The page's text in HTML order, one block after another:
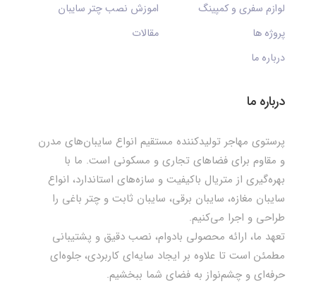
لوازم سفری و کمپینگ
اموزش نصب چتر سایبان
پروژه ها
مقالات
درباره ما
درباره ما
پرستوی مهاجر تولیدکننده مستقیم انواع سایبان‌های مدرن
و مقاوم برای فضاهای تجاری و مسکونی است. ما با
بهره‌گیری از متریال باکیفیت و سازه‌های استاندارد، انواع
سایبان مغازه، سایبان برقی، سایبان ثابت و چتر باغی را
طراحی و اجرا می‌کنیم.
تعهد ما، ارائه محصولی بادوام، نصب دقیق و پشتیبانی
مطمئن است تا علاوه بر ایجاد سایه‌ای کاربردی، جلوه‌ای
حرفه‌ای و چشم‌نواز به فضای شما ببخشیم.